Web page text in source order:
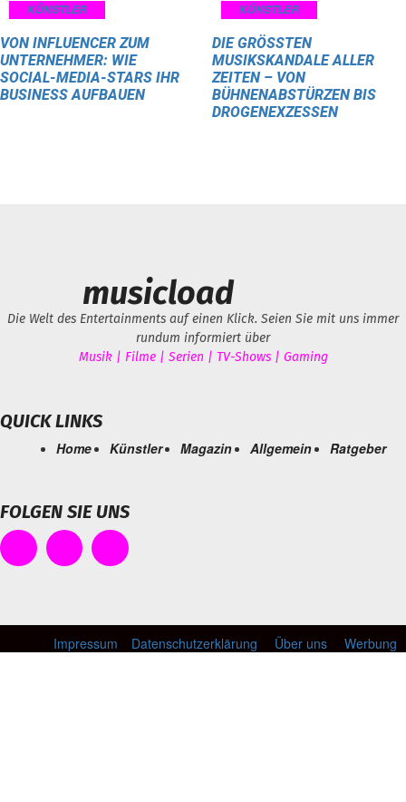
KÜNSTLER
VON INFLUENCER ZUM
UNTERNEHMER: WIE
SOCIAL-MEDIA-STARS IHR
BUSINESS AUFBAUEN
KÜNSTLER
DIE GRÖSSTEN M
USIKSKANDALE ALLER Z
EITEN – VON B
ÜHNENABSTÜRZEN BIS D
ROGENEXZESSEN
musicload
Die Welt des Entertainments auf einen Klick. Seien Sie mit uns immer
rundum informiert über
Musik | Filme | Serien | TV-Shows | Gaming
QUICK LINKS
Home Künstler Magazin Allgemein Ratgeber
FOLGEN SIE UNS
Impressum Datenschutzerklärung Über uns Werbung